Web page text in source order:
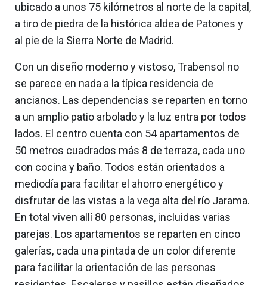
ubicado a unos 75 kilómetros al norte de la capital,
a tiro de piedra de la histórica aldea de Patones y
al pie de la Sierra Norte de Madrid.
Con un diseño moderno y vistoso, Trabensol no
se parece en nada a la típica residencia de
ancianos. Las dependencias se reparten en torno
a un amplio patio arbolado y la luz entra por todos
lados. El centro cuenta con 54 apartamentos de
50 metros cuadrados más 8 de terraza, cada uno
con cocina y baño. Todos están orientados a
mediodía para facilitar el ahorro energético y
disfrutar de las vistas a la vega alta del río Jarama.
En total viven allí 80 personas, incluidas varias
parejas. Los apartamentos se reparten en cinco
galerías, cada una pintada de un color diferente
para facilitar la orientación de las personas